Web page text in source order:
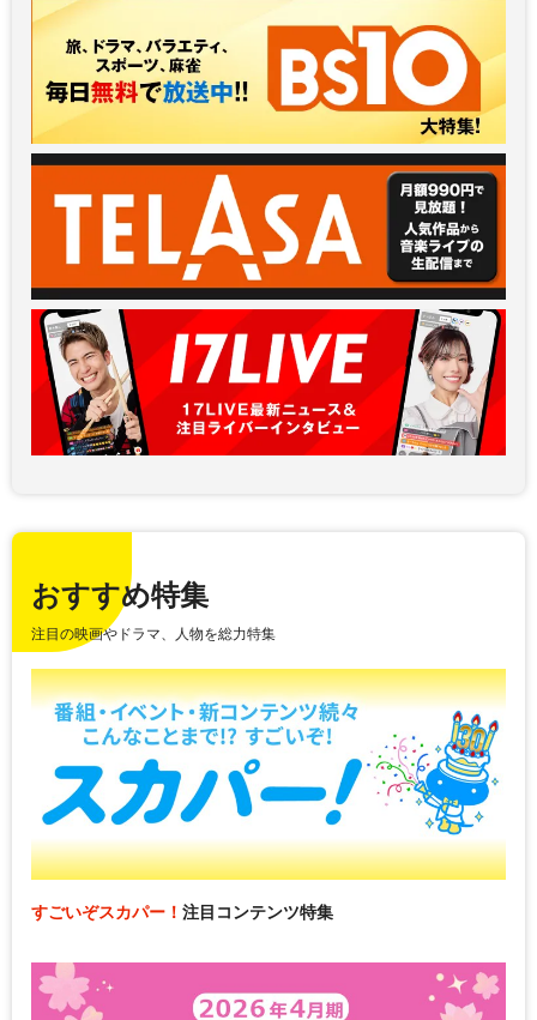
おすすめ特集
注目の映画やドラマ、人物を総力特集
すごいぞスカパー！ 注目コンテンツ特集